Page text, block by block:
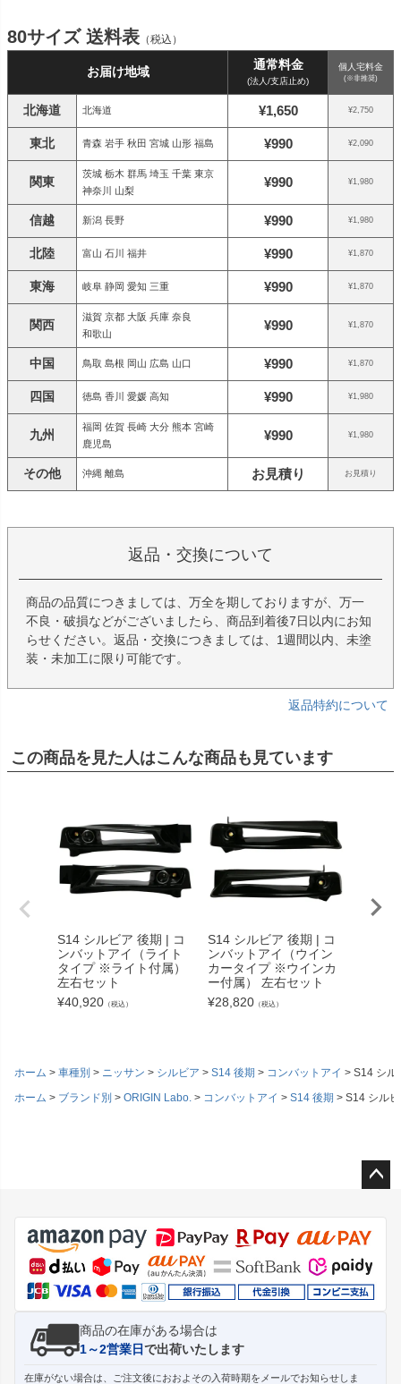
80サイズ 送料表 （税込）
お届け地域 通常料金
(法人/支店止め)
個人宅料金
(※非推奨)
北海道 北海道 ¥1,650 ¥2,750
東北 青森 岩手 秋田 宮城 山形 福島 ¥990 ¥2,090
関東
茨城 栃木 群馬 埼玉 千葉 東京
神奈川 山梨
¥990 ¥1,980
信越 新潟 長野 ¥990 ¥1,980
北陸 富山 石川 福井 ¥990 ¥1,870
東海 岐阜 静岡 愛知 三重 ¥990 ¥1,870
関西
滋賀 京都 大阪 兵庫 奈良
和歌山
¥990 ¥1,870
中国 鳥取 島根 岡山 広島 山口 ¥990 ¥1,870
四国 徳島 香川 愛媛 高知 ¥990 ¥1,980
九州
福岡 佐賀 長崎 大分 熊本 宮崎
鹿児島
¥990 ¥1,980
その他 沖縄 離島 お見積り お見積り
返品・交換について
商品の品質につきましては、万全を期しておりますが、万一
不良・破損などがございましたら、商品到着後7日以内にお知
らせください。返品・交換につきましては、1週間以内、未塗
装・未加工に限り可能です。
返品特約について
この商品を見た人はこんな商品も見ています
S14 シルビア 後期 | コ
ンバットアイ（ライト
タイプ ※ライト付属）
左右セット
¥40,920 （税込）
S14 シルビア 後期 | コ
ンバットアイ（ウイン
カータイプ ※ウインカ
ー付属） 左右セット
¥28,820 （税込）
ホーム 車種別 ニッサン シルビア S14 後期 コンバットアイ
S14 シル
ホーム
ブランド別 ORIGIN Labo. コンバットアイ S14 後期 S14 シル
ジト
ップ
へ
商品の在庫がある場合は
1～2営業日で出荷いたします
在庫がない場合は、ご注文後におおよその入荷時期をメールでお知らせしま